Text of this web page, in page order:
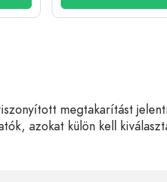
megtakarítást
azokat külön kell